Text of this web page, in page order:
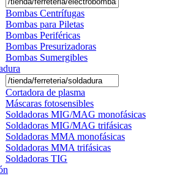
Bombas Centrífugas
Bombas para Piletas
Bombas Periféricas
Bombas Presurizadoras
Bombas Sumergibles
Cortadora de plasma
Máscaras fotosensibles
Soldadoras MIG/MAG monofásicas
Soldadoras MIG/MAG trifásicas
Soldadoras MMA monofásicas
Soldadoras MMA trifásicas
Soldadoras TIG